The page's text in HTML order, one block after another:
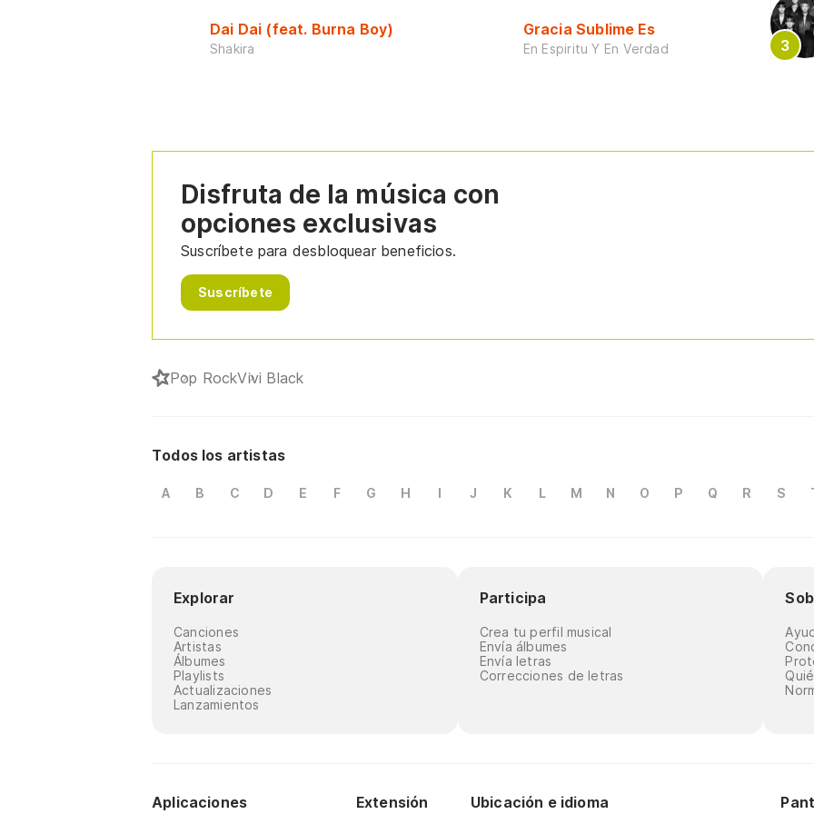
Dai Dai (feat. Burna Boy)
Shakira
Gracia Sublime Es
En Espiritu Y En Verdad
Disfruta de la música con
opciones exclusivas
Suscríbete para desbloquear beneficios.
Suscríbete
Pop RockVivi Black
Todos los artistas
A B C D E F G H I J K L M N O P Q R S
Explorar
Canciones
Artistas
Álbumes
Playlists
Actualizaciones
Lanzamientos
Participa
Crea tu perfil musical
Envía álbumes
Envía letras
Correcciones de letras
Aplicaciones Extensión Ubicación e idioma